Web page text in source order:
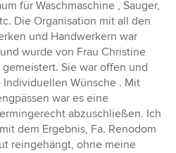
für Waschmaschine , Sauger,
Die Organisation mit all den
und Handwerkern war
wurde von Frau Christine
Sie war offen und
Wünsche . Mit
war es eine
abzuschließen. Ich
dem Ergebnis, Fa. Renodom
reingehängt, ohne meine